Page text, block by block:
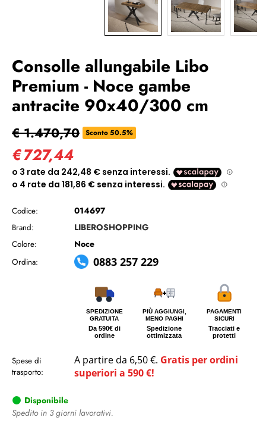
Consolle allungabile Libo
Premium - Noce gambe
antracite 90x40/300 cm
€ 1.470,70 Sconto 50.5%
€727,44
Codice: 014697
Brand: LIBEROSHOPPING
Colore: Noce
Ordina: 0883 257 229
SPEDIZIONE
GRATUITA
Da 590€ di
ordine
PIÙ AGGIUNGI,
MENO PAGHI
Spedizione
ottimizzata
PAGAMENTI
SICURI
Tracciati e
protetti
Spese di
trasporto:
A partire da 6,50 €. Gratis per ordini
superiori a 590 €!
Disponibile
Spedito in 3 giorni lavorativi.